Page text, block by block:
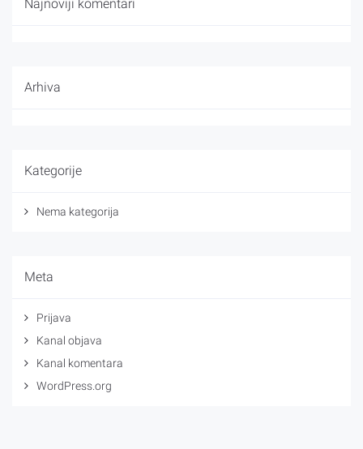
Najnoviji komentari
Arhiva
Kategorije
Nema kategorija
Meta
Prijava
Kanal objava
Kanal komentara
WordPress.org